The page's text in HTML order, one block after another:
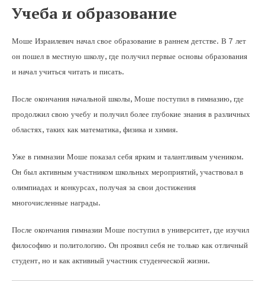
Учеба и образование
Моше Израилевич начал свое образование в раннем детстве. В 7 лет
он пошел в местную школу, где получил первые основы образования
и начал учиться читать и писать.
После окончания начальной школы, Моше поступил в гимназию, где
продолжил свою учебу и получил более глубокие знания в различных
областях, таких как математика, физика и химия.
Уже в гимназии Моше показал себя ярким и талантливым учеником.
Он был активным участником школьных мероприятий, участвовал в
олимпиадах и конкурсах, получая за свои достижения
многочисленные награды.
После окончания гимназии Моше поступил в университет, где изучил
философию и политологию. Он проявил себя не только как отличный
студент, но и как активный участник студенческой жизни.